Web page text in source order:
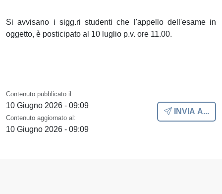
Si avvisano i sigg.ri studenti che l'appello dell'esame in
oggetto, è posticipato al 10 luglio p.v. ore 11.00.
Contenuto pubblicato il:
10 Giugno 2026 - 09:09
Contenuto aggiornato al:
10 Giugno 2026 - 09:09
INVIA A...